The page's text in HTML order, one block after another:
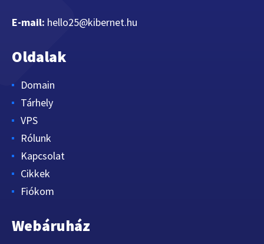
E-mail: hello25@kibernet.hu
Oldalak
Domain
Tárhely
VPS
Rólunk
Kapcsolat
Cikkek
Fiókom
Webáruház